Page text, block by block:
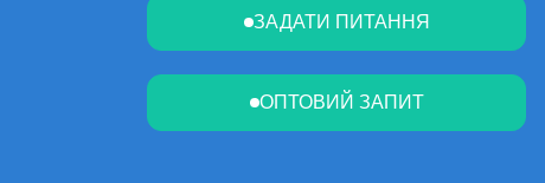
ЗАДАТИ ПИТАННЯ
ОПТОВИЙ ЗАПИТ